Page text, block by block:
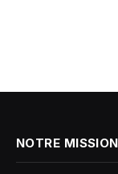
NOTRE MISSION